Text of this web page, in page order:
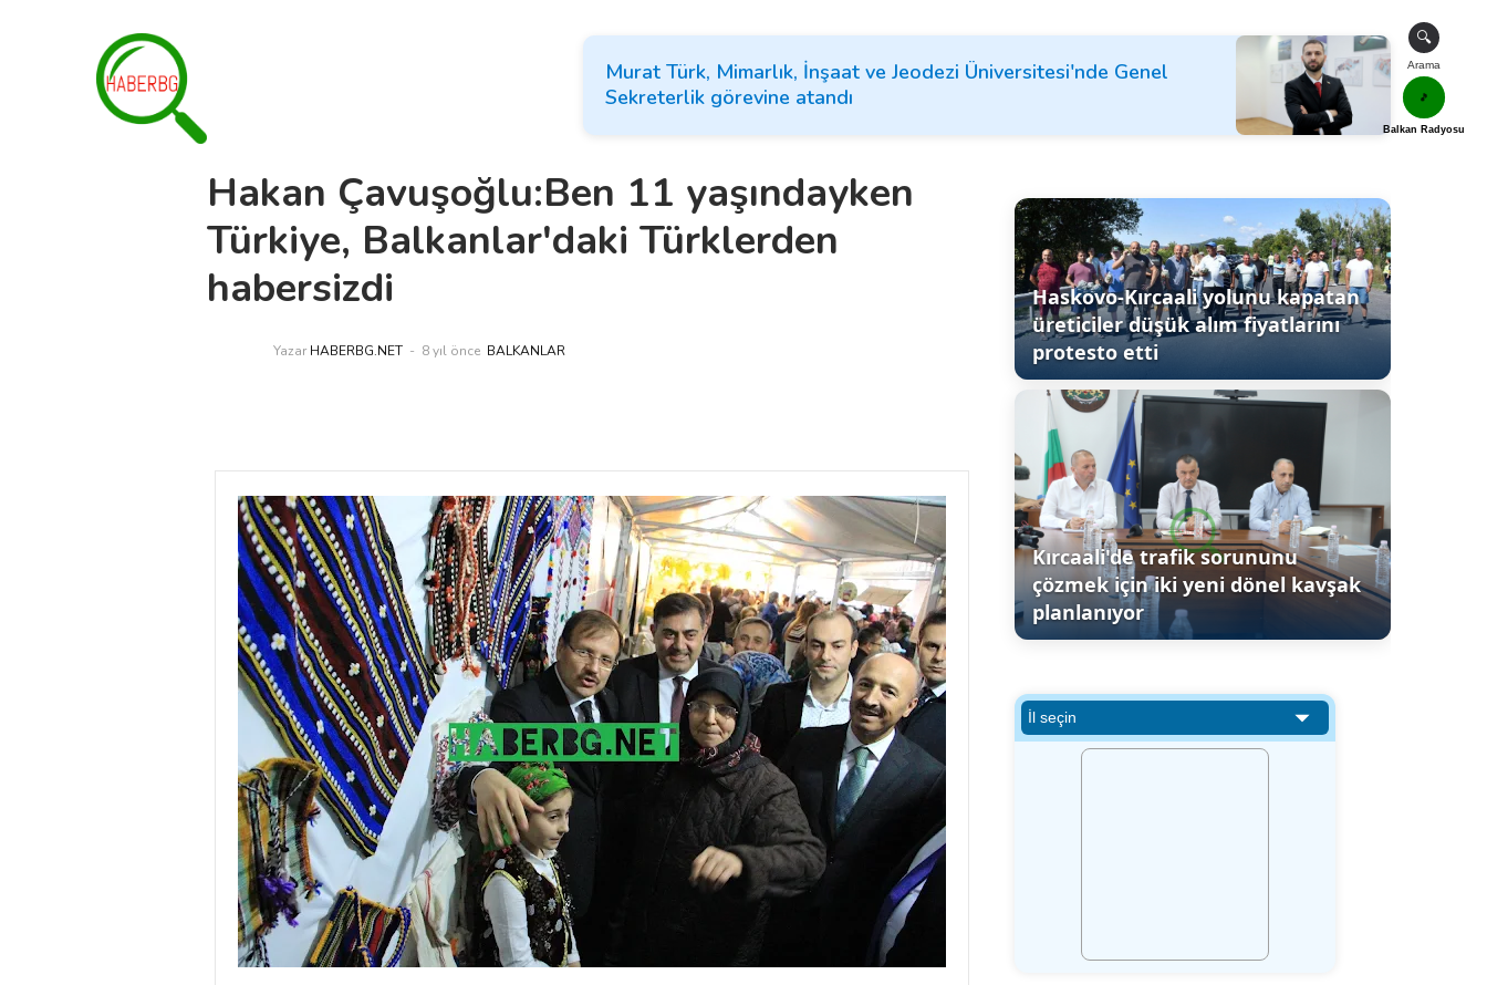
Murat Türk, Mimarlık, İnşaat ve Jeodezi Üniversitesi'nde Genel
Sekreterlik görevine atandı
Hakan Çavuşoğlu:Ben 11 yaşındayken
Türkiye, Balkanlar'daki Türklerden
habersizdi
Yazar HABERBG.NET 8 yıl önce BALKANLAR
Haskovo-Kırcaali yolunu kapatan
üreticiler düşük alım fiyatlarını
protesto etti
Kırcaali'de trafik sorununu
çözmek için iki yeni dönel kavşak
planlanıyor
🔍
Arama
🎵
Balkan Radyosu